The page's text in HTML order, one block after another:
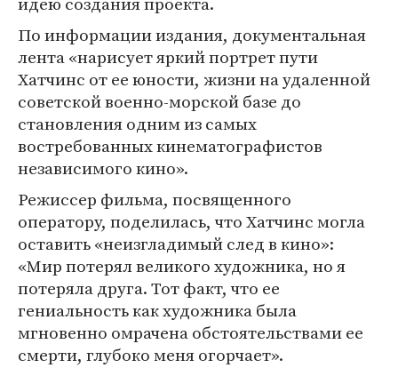
По информации издания, документальная
лента «нарисует яркий портрет пути
Хатчинс от ее юности, жизни на удаленной
советской военно-морской базе до
становления одним из самых
востребованных кинематографистов
независимого кино».
Режиссер фильма, посвященного
оператору, поделилась, что Хатчинс могла
оставить «неизгладимый след в кино»:
«Мир потерял великого художника, но я
потеряла друга. Тот факт, что ее
гениальность как художника была
мгновенно омрачена обстоятельствами ее
смерти, глубоко меня огорчает».